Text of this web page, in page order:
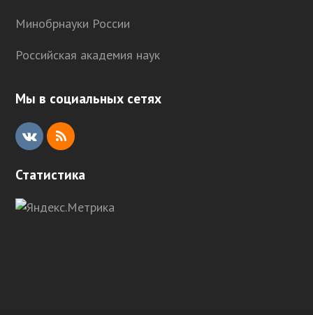
Минобрнауки России
Российская академия наук
Мы в социальных сетях
V
R
Статистика